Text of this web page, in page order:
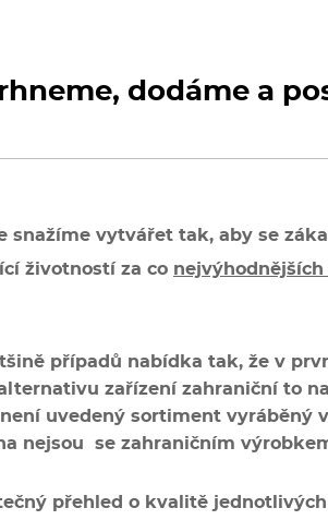
dodáme a
snažíme vytvářet tak, aby se
životností za co nejvýhodnějších
případů nabídka tak, že v
zařízení zahraniční to
uvedený sortiment vyráběný
nejsou se zahraničním
přehled o kvalitě